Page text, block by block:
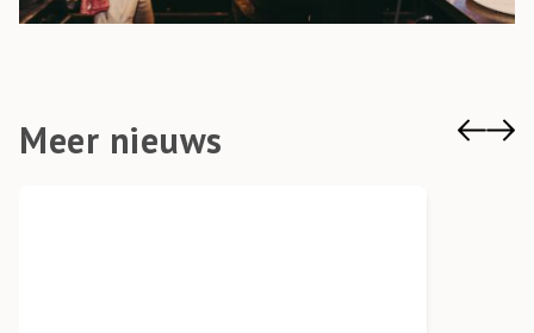
Meer nieuws